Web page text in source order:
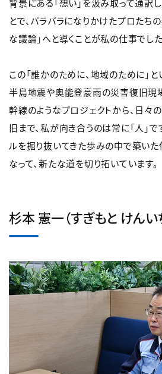
背景にある「想い」を汲み取って通訳
とで、バラバラになりかけたプロたち
な議論」へと導くことが私の仕事でした
この「誰かのために、地域のために」
半島地震や奥能登豪雨の災害復旧現
幹線のようなプロジェクトから、日々
旧まで、私が向き合うのは常に「人」
ルを掘り抜いてきた歩みの中で築い
なって、新たな道を切り拓いています。
杉本 憲一（すぎもと けんい